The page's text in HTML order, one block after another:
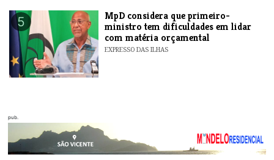
5
MpD considera que primeiro-
ministro tem dificuldades em lidar
com matéria orçamental
EXPRESSO DAS ILHAS
pub.